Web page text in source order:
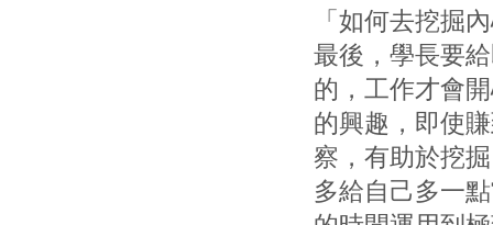
「如何去挖掘
最後，學長要
的，工作才會
的興趣，即使
察，有助於挖
多給自己多一